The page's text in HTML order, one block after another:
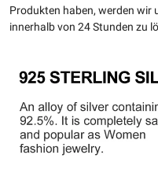
Produkten haben, werden wir
innerhalb von 24 Stunden zu